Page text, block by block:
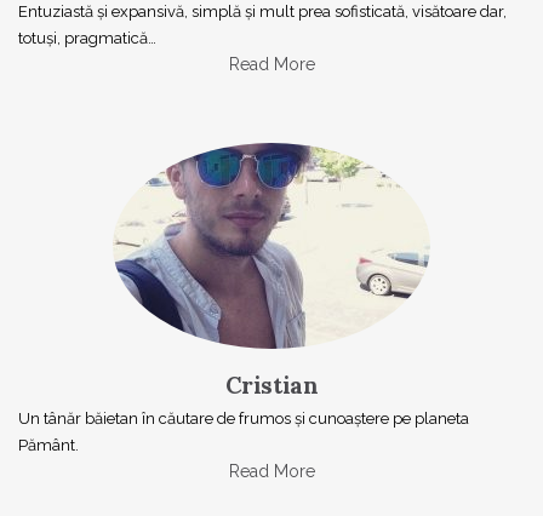
Entuziastă şi expansivă, simplă şi mult prea sofisticată, visătoare dar,
totuşi, pragmatică…
Read More
Cristian
Un tânăr băietan în căutare de frumos și cunoaștere pe planeta
Pământ.
Read More